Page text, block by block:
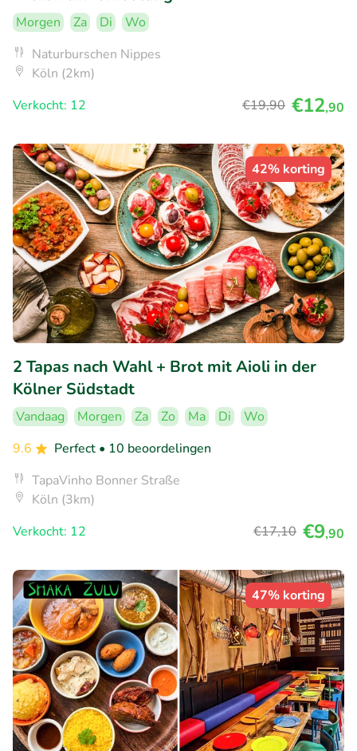
Morgen Za Di
Wo
Naturburschen Nippes
Köln (2km)
Verkocht: 12
€19,90 €12,90
42% korting
2 Tapas nach Wahl + Brot mit Aioli in der
Kölner Südstadt
Vandaag Morgen Za Zo Ma Di
Wo
9.6
Perfect • 10 beoordelingen
TapaVinho Bonner Straße
Köln (3km)
Verkocht: 12
€17,10 €9,90
47% korting